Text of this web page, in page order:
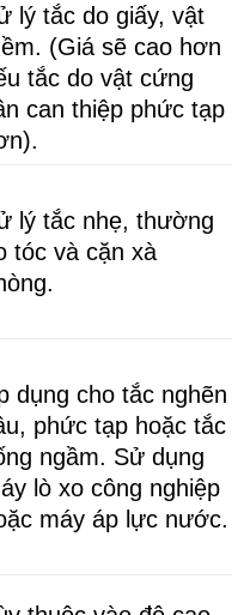
lý tắc do giấy, vật
(Giá sẽ cao hơn
tắc do vật cứng
can thiệp phức tạp
lý tắc nhẹ, thường
tóc và cặn xà
dụng cho tắc nghẽn
phức tạp hoặc tắc
ngầm. Sử dụng
lò xo công nghiệp
máy áp lực nước.